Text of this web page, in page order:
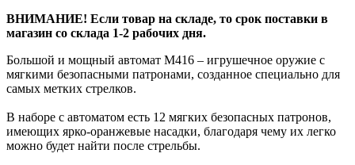
ВНИМАНИЕ! Если товар на складе, то срок поставки в
магазин со склада 1-2 рабочих дня.
Большой и мощный автомат M416 – игрушечное оружие с
мягкими безопасными патронами, созданное специально для
самых метких стрелков.
В наборе с автоматом есть 12 мягких безопасных патронов,
имеющих ярко-оранжевые насадки, благодаря чему их легко
можно будет найти после стрельбы.